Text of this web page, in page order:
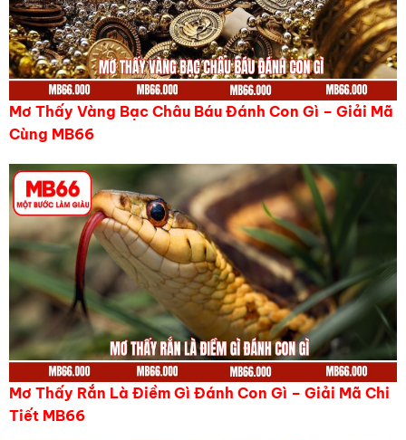
Mơ Thấy Vàng Bạc Châu Báu Đánh Con Gì – Giải Mã
Cùng MB66
Mơ Thấy Rắn Là Điềm Gì Đánh Con Gì – Giải Mã Chi
Tiết MB66